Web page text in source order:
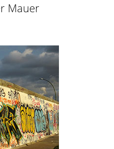
Mauer